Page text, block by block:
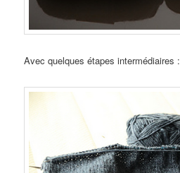
Avec quelques étapes intermédiaires :